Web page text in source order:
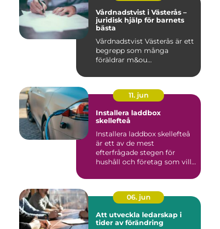
Vårdnadstvist i Västerås –
juridisk hjälp för barnets
bästa
Vårdnadstvist Västerås är ett
begrepp som många
föräldrar m&ou...
11. jun
Installera laddbox
skellefteå
Installera laddbox skellefteå
är ett av de mest
efterfrågade stegen för
hushåll och företag som vill...
06. jun
Att utveckla ledarskap i
tider av förändring